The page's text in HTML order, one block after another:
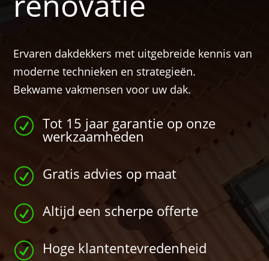
Ervaren dakdekkers met uitgebreide kennis van
moderne technieken en strategieën.
Bekwame vakmensen voor uw dak.
R Tot 15 jaar garantie op onze
werkzaamheden
R Gratis advies op maat
R Altijd een scherpe offerte
R Hoge klantentevredenheid